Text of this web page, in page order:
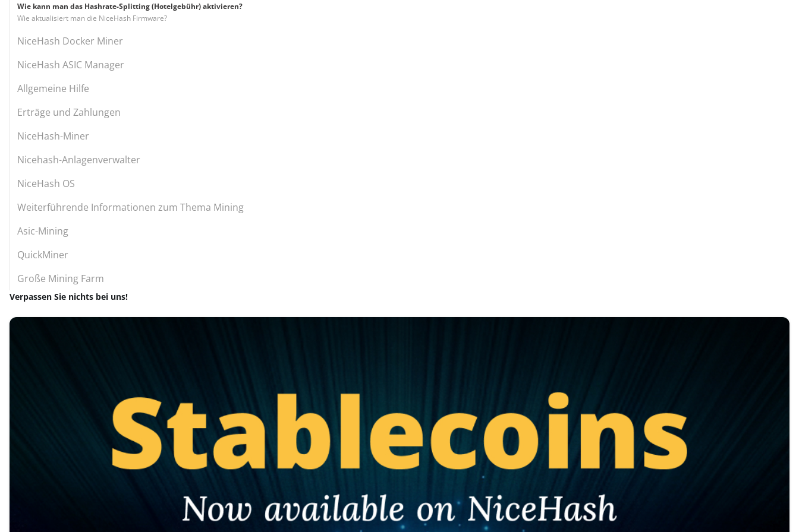
Wie kann man das Hashrate-Splitting (Hotelgebühr) aktivieren?
Wie aktualisiert man die NiceHash Firmware?
NiceHash Docker Miner
NiceHash ASIC Manager
Allgemeine Hilfe
Erträge und Zahlungen
NiceHash-Miner
Nicehash-Anlagenverwalter
NiceHash OS
Weiterführende Informationen zum Thema Mining
Asic-Mining
QuickMiner
Große Mining Farm
Verpassen Sie nichts bei uns!